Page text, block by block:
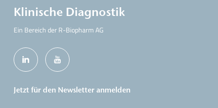
Klinische Diagnostik
Ein Bereich der R-Biopharm AG
Jetzt für den Newsletter anmelden